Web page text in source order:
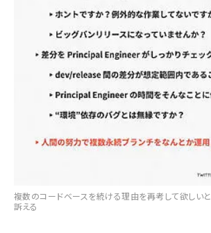
複数のコードベースを続ける理由を再考して欲しいと
訴える